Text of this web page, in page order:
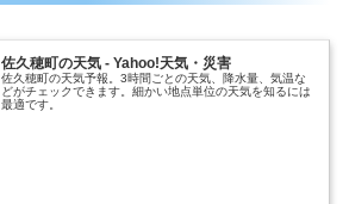
佐久穂町の天気 - Yahoo!天気・災害
佐久穂町の天気予報。3時間ごとの天気、降水量、気温な
どがチェックできます。細かい地点単位の天気を知るには
最適です。